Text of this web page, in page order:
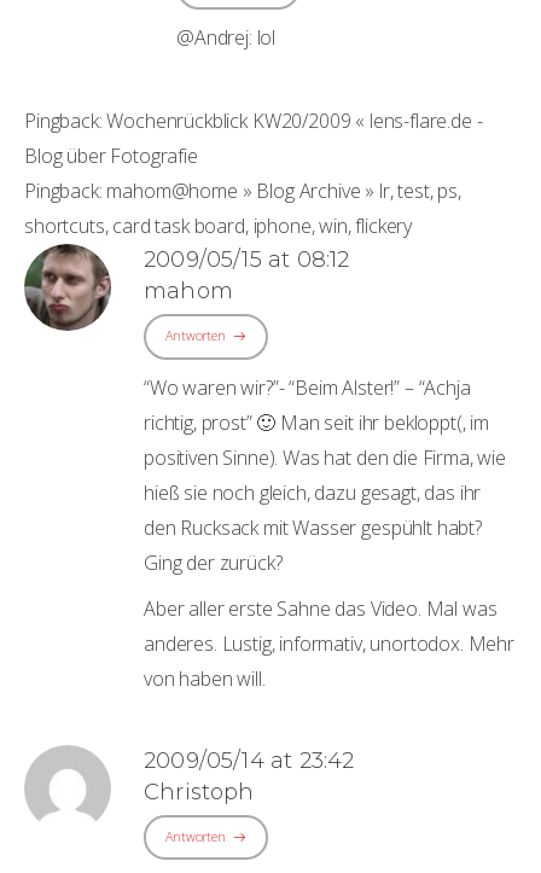
@Andrej: lol
Pingback:Wochenrückblick KW20/2009 « lens-flare.de -
Blog über Fotografie
Pingback: mahom@home » Blog Archive » lr, test, ps,
shortcuts, card task board, iphone, win, flickery
2009/05/15 at 08:12
mahom
Antworten
“Wo waren wir?”- “Beim Alster!” – “Achja
richtig, prost” 🙂 Man seit ihr bekloppt(, im
positiven Sinne). Was hat den die Firma, wie
hieß sie noch gleich, dazu gesagt, das ihr
den Rucksack mit Wasser gespühlt habt?
Ging der zurück?
Aber aller erste Sahne das Video. Mal was
anderes. Lustig, informativ, unortodox. Mehr
von haben will.
2009/05/14 at 23:42
Christoph
Antworten